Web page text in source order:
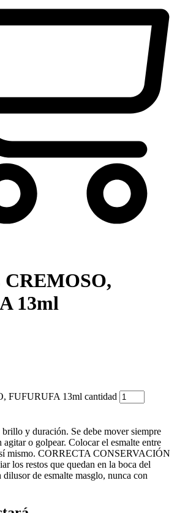
13ml
FUFURUFA 13ml cantidad
y duración. Se debe mover siempre
agitar o golpear. Colocar el esmalte entre
mismo. CORRECTA CONSERVACIÓN
los restos que quedan en la boca del
de esmalte masglo, nunca con